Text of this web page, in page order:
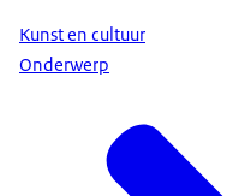
Kunst en cultuur
Onderwerp